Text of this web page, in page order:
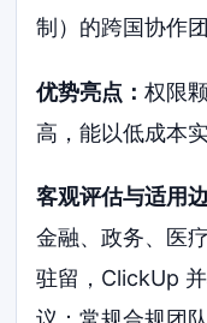
制）的跨国协作
优势亮点：权限
高，能以低成本
客观评估与适用
金融、政务、医
驻留，ClickUp